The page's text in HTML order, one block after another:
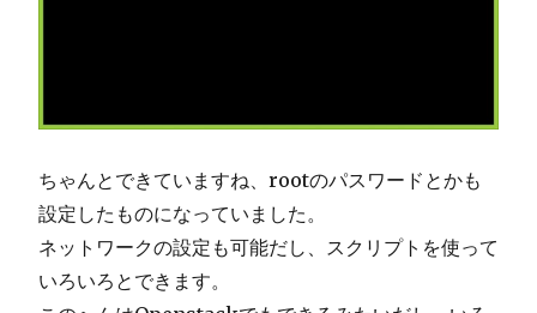
ちゃんとできていますね、rootのパスワードとかも
設定したものになっていました。
ネットワークの設定も可能だし、スクリプトを使って
いろいろとできます。